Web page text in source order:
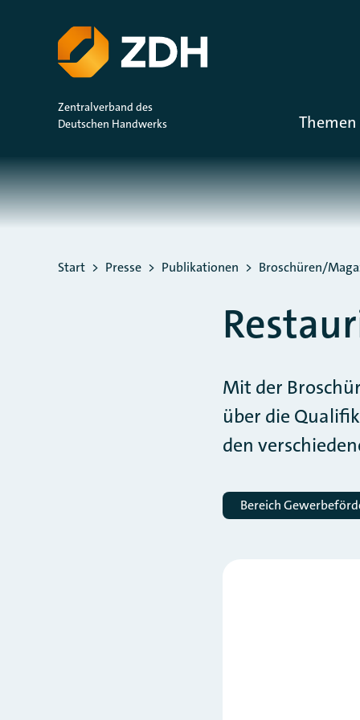
ZUM HAUPTINHALT SPRINGEN
Zentralverband des
Deutschen Handwerks
Sie befinden sich hier:
Start Presse Publikationen Broschüren/
Mit der
über die
den
Bereich